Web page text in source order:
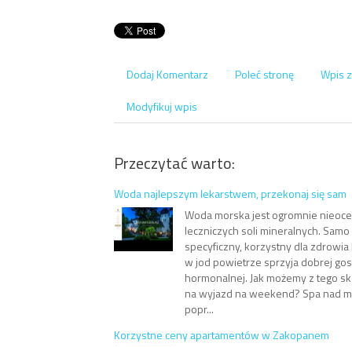
Dodaj Komentarz Poleć stronę
Wpis
Modyfikuj wpis
Przeczytać warto:
Woda najlepszym lekarstwem, przekonaj się sam
Woda morska jest ogromnie
leczniczych soli mineralnych.
specyficzny, korzystny dla zdrowia
w jod powietrze sprzyja dobrej
hormonalnej. Jak możemy z tego
na wyjazd na weekend? Spa nad
popr...
Korzystne ceny apartamentów w Zakopanem